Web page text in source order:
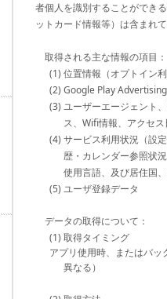
者個人を識別することができ
ットカード情報等）は含まれ
取得される主な情報の項目：
(1) 位置情報（オプトイン利
(2) Google Play
(3) ユーザーエージェント
ス、Wifi情報、アクセス
(4) サービス利用状況（設
歴・カレンダー参照状
使用言語、及び居住国、
(5) ユーザ登録データ
データの取得について：
(1) 取得タイミング
アプリ使用時、またはバッ
異なる）